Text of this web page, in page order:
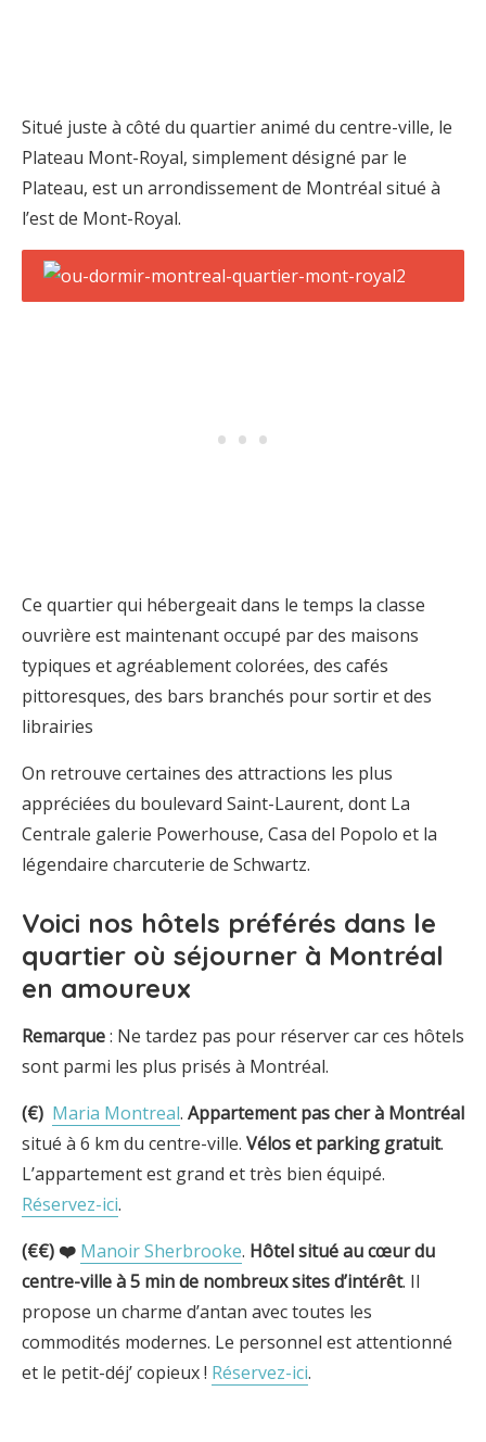
Situé juste à côté du quartier animé du centre-ville, le
Plateau Mont-Royal, simplement désigné par le
Plateau, est un arrondissement de Montréal situé à
l’est de Mont-Royal.
Ce quartier qui hébergeait dans le temps la classe
ouvrière est maintenant occupé par des maisons
typiques et agréablement colorées, des cafés
pittoresques, des bars branchés pour sortir et des
librairies
On retrouve certaines des attractions les plus
appréciées du boulevard Saint-Laurent, dont La
Centrale galerie Powerhouse, Casa del Popolo et la
légendaire charcuterie de Schwartz.
Voici nos hôtels préférés dans le
quartier où séjourner à Montréal
en amoureux
Remarque: Ne tardez pas pour réserver car ces hôtels
sont parmi les plus prisés à Montréal.
(€) Maria Montreal. Appartement pas cher à Montréal
situé à 6 km du centre-ville. Vélos et parking gratuit.
L’appartement est grand et très bien équipé.
Réservez-ici.
(€€) ❤️ Manoir Sherbrooke. Hôtel situé au cœur du
centre-villeà 5 min de nombreux sites d’intérêt. Il
propose un charme d’antan avec toutes les
commodités modernes. Le personnel est attentionné
et le petit-déj’ copieux ! Réservez-ici.